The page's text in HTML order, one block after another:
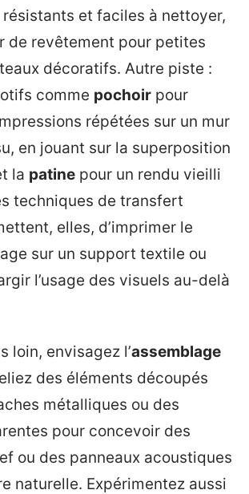
et faciles à nettoyer,
de revêtement pour petites
décoratifs. Autre piste :
comme pochoir pour
répétées sur un mur
en jouant sur la superposition
la patine pour un rendu vieilli
techniques de transfert
elles, d’imprimer le
sur un support textile ou
l’usage des visuels au-delà
loin, envisagez l’assemblage
des éléments découpés
métalliques ou des
pour concevoir des
ou des panneaux acoustiques
naturelle. Expérimentez aussi